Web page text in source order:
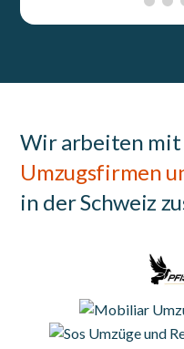
Wir arbeiten mit
Umzugsfirmen
in der Schweiz